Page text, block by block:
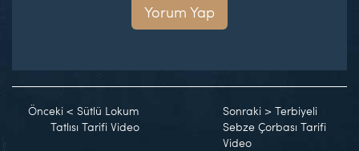
Yorum Yap
Önceki < Sütlü Lokum
Tatlısı Tarifi Video
Sonraki >Terbiyeli
Sebze Çorbası Tarifi
Video